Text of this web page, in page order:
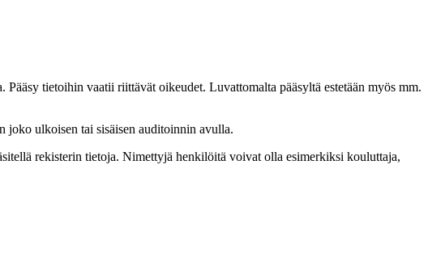
tietoihin vaatii riittävät oikeudet. Luvattomalta pääsyltä estetään myös mm.
joko ulkoisen tai sisäisen auditoinnin avulla.
rekisterin tietoja. Nimettyjä henkilöitä voivat olla esimerkiksi kouluttaja,